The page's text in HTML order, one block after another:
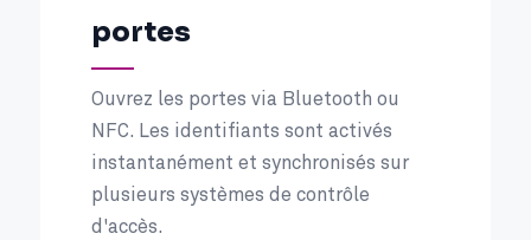
portes
Ouvrez les portes via Bluetooth ou
NFC. Les identifiants sont activés
instantanément et synchronisés sur
plusieurs systèmes de contrôle
d'accès.